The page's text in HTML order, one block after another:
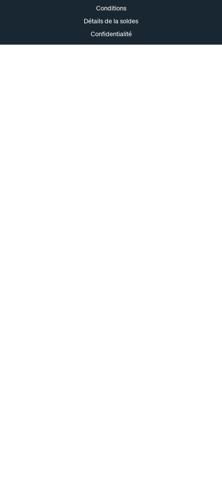
Conditions
Détails de la soldes
Confidentialité